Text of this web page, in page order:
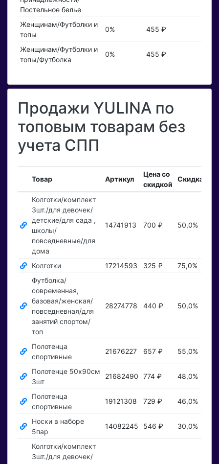
Постельное белье
Женщинам/Футболки и
топы
0% 455 ₽
Женщинам/Футболки и
топы/Футболка
0% 455 ₽
Продажи YULINA по
топовым товарам без
учета СПП
Товар Артикул
Цена со
скидкой
Скидка
Колготки/комплект
3шт./для девочек/
детские/для сада ,
школы/
повседневные/для
дома
14741913 700 ₽ 50,0%
Колготки 17214593 325 ₽ 75,0%
Футболка/
современная,
базовая/женская/
повседневная/для
занятий спортом/
топ
28274778 440 ₽ 50,0%
Полотенца
спортивные
21676227 657 ₽ 55,0%
Полотенце 50х90см
3шт
21682490 774 ₽ 48,0%
Полотенца
спортивные
19121308 729 ₽ 46,0%
Носки в наборе
5пар
14082245 546 ₽ 30,0%
Колготки/комплект
3шт./для девочек/